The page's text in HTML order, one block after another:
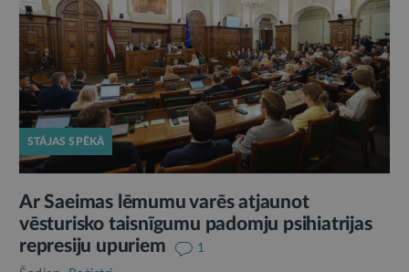
STĀJAS SPĒKĀ
Ar Saeimas lēmumu varēs atjaunot
vēsturisko taisnīgumu padomju psihiatrijas
represiju upuriem
1